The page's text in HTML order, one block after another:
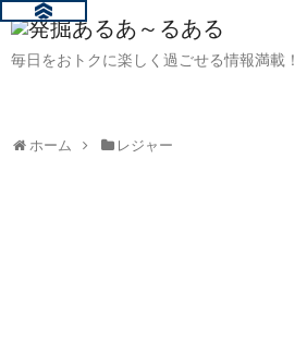
毎日をおトクに楽しく過ごせる情報満載！
ホーム レジャー